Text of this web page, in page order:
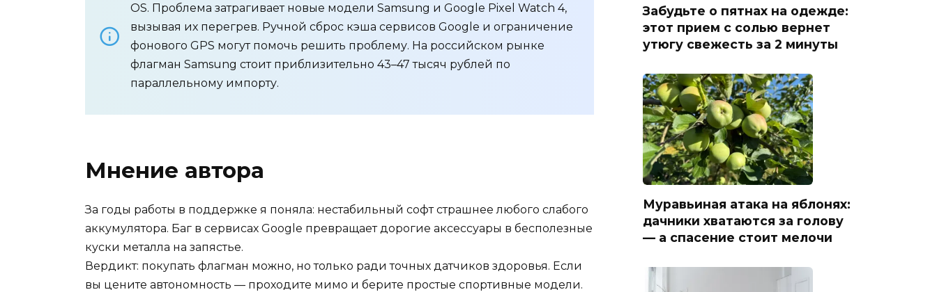
OS. Проблема затрагивает новые модели Samsung и Google Pixel Watch 4,
вызывая их перегрев. Ручной сброс кэша сервисов Google и ограничение
фонового GPS могут помочь решить проблему. На российском рынке
флагман Samsung стоит приблизительно 43–47 тысяч рублей по
параллельному импорту.
Мнение автора
За годы работы в поддержке я поняла: нестабильный софт страшнее любого слабого
аккумулятора. Баг в сервисах Google превращает дорогие аксессуары в бесполезные
куски металла на запястье.
Вердикт: покупать флагман можно, но только ради точных датчиков здоровья. Если
вы цените автономность — проходите мимо и берите простые спортивные модели.
Забудьте о пятнах на одежде:
этот прием с солью вернет
утюгу свежесть за 2 минуты
Муравьиная атака на яблонях:
дачники хватаются за голову
— а спасение стоит мелочи